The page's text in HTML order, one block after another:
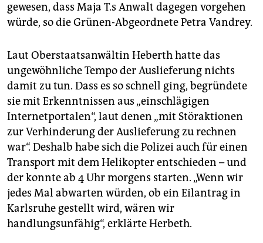
gewesen, dass Maja T.s Anwalt dagegen vorgehen
würde, so die Grünen-Abgeordnete Petra Vandrey.
Laut Oberstaatsanwältin Heberth hatte das
ungewöhnliche Tempo der Auslieferung nichts
damit zu tun. Dass es so schnell ging, begründete
sie mit Erkenntnissen aus „einschlägigen
Internetportalen“, laut denen „mit Störaktionen
zur Verhinderung der Auslieferung zu rechnen
war“. Deshalb habe sich die Polizei auch für einen
Transport mit dem Helikopter entschieden – und
der konnte ab 4 Uhr morgens starten. „Wenn wir
jedes Mal abwarten würden, ob ein Eilantrag in
Karlsruhe gestellt wird, wären wir
handlungsunfähig“, erklärte Herbeth.